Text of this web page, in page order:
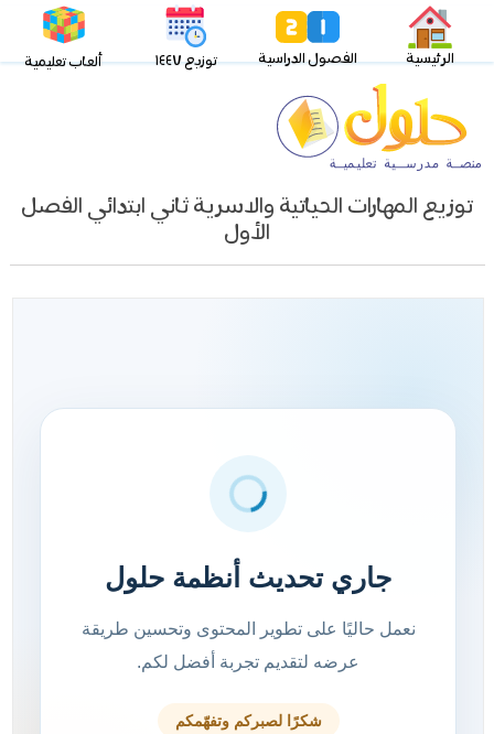
الرئيسية الفصول الدراسية توزيع ١٤٤٧ ألعاب تعليمية
توزيع المهارات الحياتية والاسرية ثاني ابتدائي الفصل
الأول